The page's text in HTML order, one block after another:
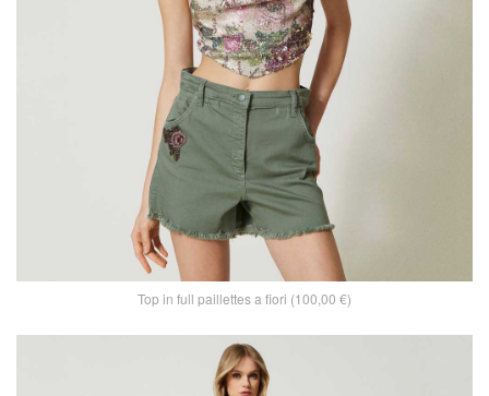
Top in full paillettes a fiori (100,00 €)